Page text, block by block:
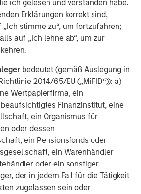
ich gelesen und verstanden habe.
Erklärungen korrekt sind,
stimme zu“, um fortzufahren;
auf „Ich lehne ab“, um zur
bedeutet (gemäß Auslegung in
2014/65/EU („MiFID“)): a)
Wertpapierfirma, ein
Finanzinstitut, eine
ein Organismus für
oder dessen
ein Pensionsfonds oder
ein Warenhändler
oder ein sonstiger
der in jedem Fall für die Tätigkeit
zugelassen sein oder
offerings, visit
of sustainable energy solutions,
for the global industrial, energy and
product offerings include turbine
solutions for electric power
microgrids, datacenters, combined
mobile power solutions, natural
and the marine end markets. SPG
of Morgan Stanley Energy
Energy Partners